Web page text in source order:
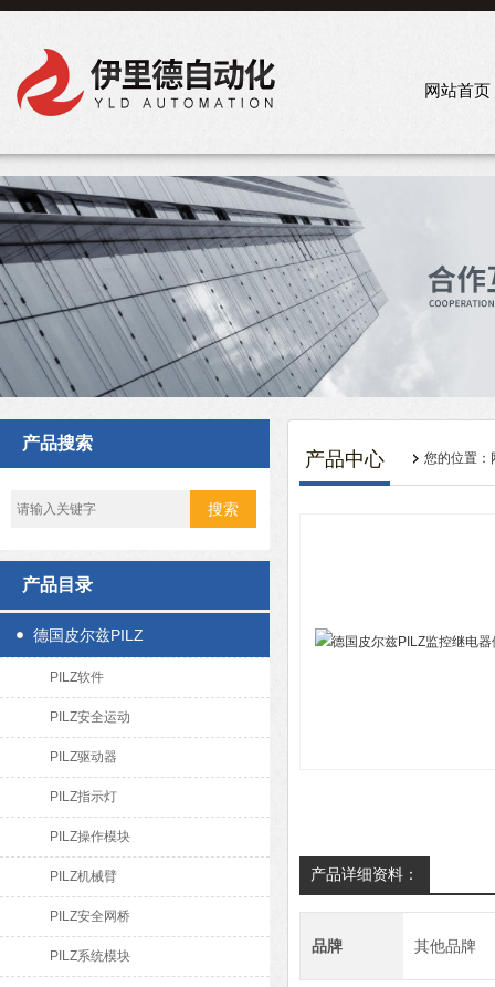
网站首页
产品搜索
产品目录
德国皮尔兹PILZ
PILZ软件
PILZ安全运动
PILZ驱动器
PILZ指示灯
PILZ操作模块
PILZ机械臂
PILZ安全网桥
PILZ系统模块
产品中心 您的位置：
产品详细资料：
品牌 其他品牌